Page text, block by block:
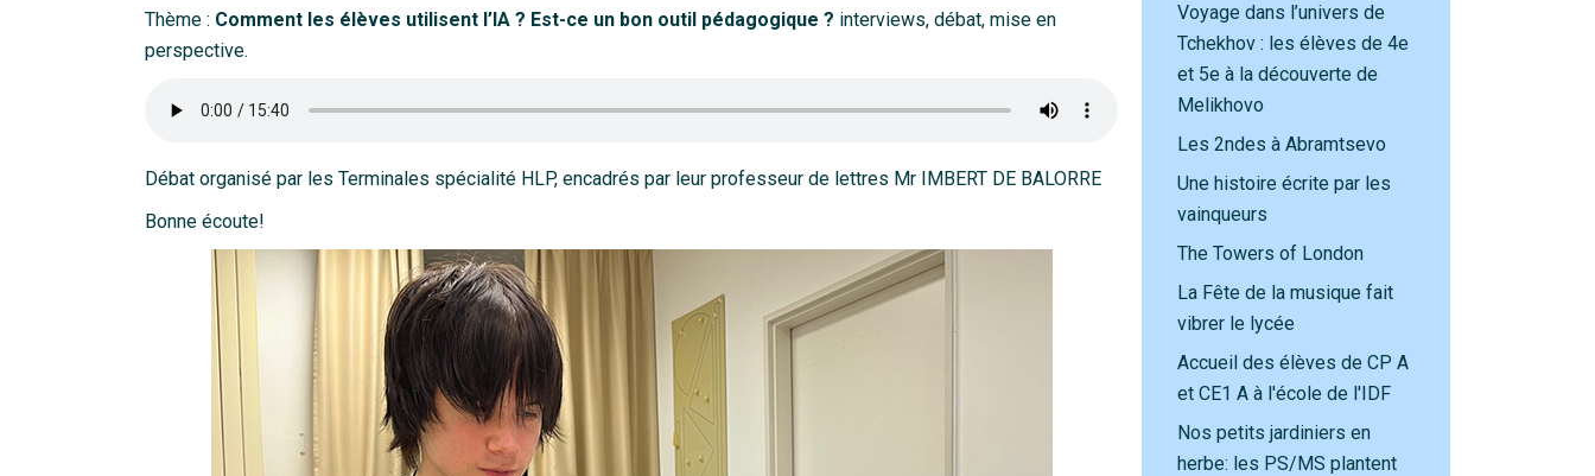
Thème : Comment les élèves utilisent l’IA ? Est-ce un bon outil pédagogique ? interviews, débat, mise en
perspective.
Débat organisé par les Terminales spécialité HLP, encadrés par leur professeur de lettres Mr IMBERT DE BALORRE
Bonne écoute!
Voyage dans l’univers de
Tchekhov : les élèves de 4e
et 5e à la découverte de
Melikhovo
Les 2ndes à Abramtsevo
Une histoire écrite par les
vainqueurs
The Towers of London
La Fête de la musique fait
vibrer le lycée
Accueil des élèves de CP A
et CE1 A à l'école de l'IDF
Nos petits jardiniers en
herbe: les PS/MS plantent